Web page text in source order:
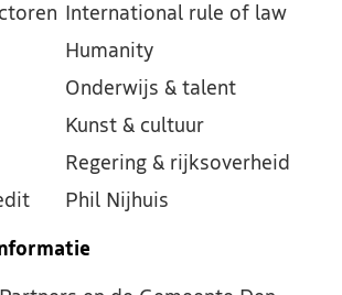
International rule of law
Humanity
Onderwijs & talent
Kunst & cultuur
Regering & rijksoverheid
Phil Nijhuis